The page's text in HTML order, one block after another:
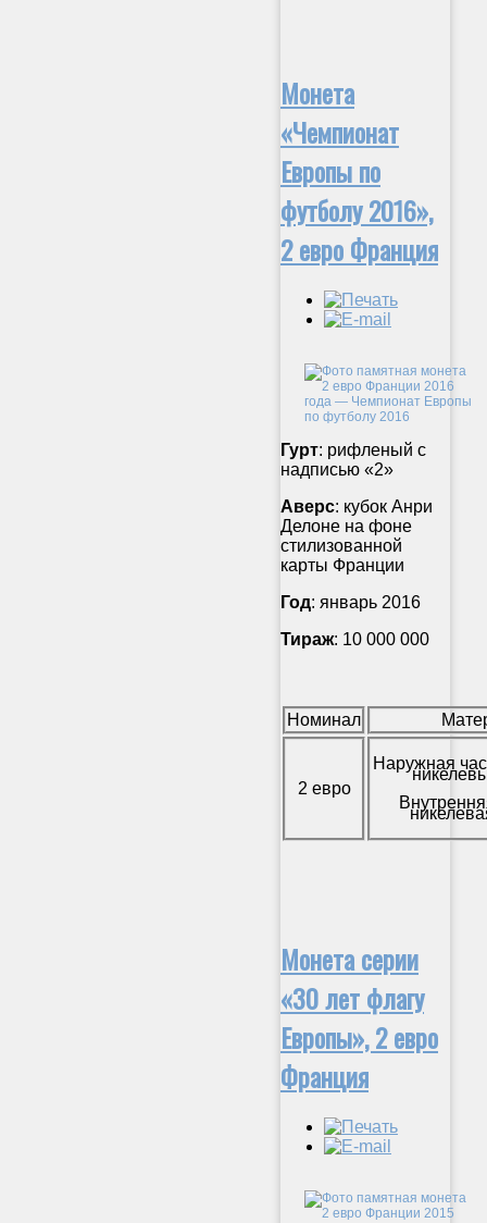
Монета
«Чемпионат
Европы по
футболу 2016»,
2 евро Франция
Гурт: рифленый с
надписью «2»
Аверс: кубок Анри
Делоне на фоне
стилизованной
карты Франции
Год: январь 2016
Тираж: 10 000 000
Номинал
2 евро
Наружная
Монета серии
«30 лет флагу
Европы», 2 евро
Франция